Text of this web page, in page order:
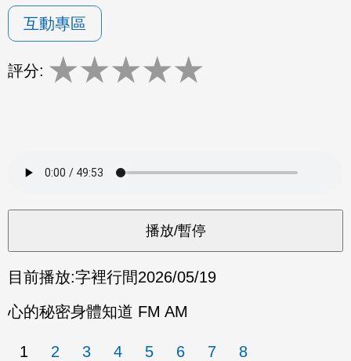
互動專區
評分: ★★★★★
目前播放:字裡行間2026/05/19
心的秘密身體知道 FM AM
1 2 3 4 5 6 7 8